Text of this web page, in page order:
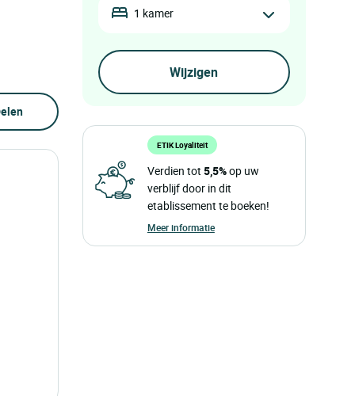
1 kamer
ETIK Loyaliteit
Verdien tot 5,5%op uw
verblijf door in dit
etablissement te boeken!
Meer informatie